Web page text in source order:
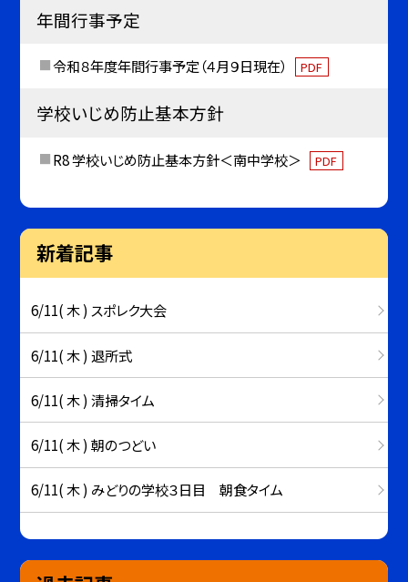
年間行事予定
令和８年度年間行事予定（４月９日現在） PDF
学校いじめ防止基本方針
R8 学校いじめ防止基本方針＜南中学校＞ PDF
新着記事
6/11( 木 ) スポレク大会
6/11( 木 ) 退所式
6/11( 木 ) 清掃タイム
6/11( 木 ) 朝のつどい
6/11( 木 ) みどりの学校３日目 朝食タイム